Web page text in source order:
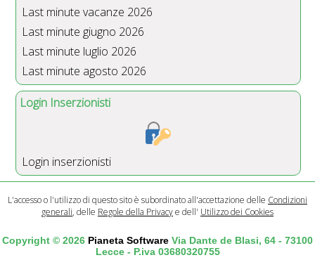
Last minute vacanze 2026
Last minute giugno 2026
Last minute luglio 2026
Last minute agosto 2026
Login Inserzionisti
Login inserzionisti
L'accesso o l'utilizzo di questo sito è subordinato all'accettazione delle Condizioni
generali, delle Regole della Privacye dell' Utilizzo dei Cookies
Copyright © 2026 Pianeta Software Via Dante de Blasi, 64 - 73100
Lecce - P.iva 03680320755